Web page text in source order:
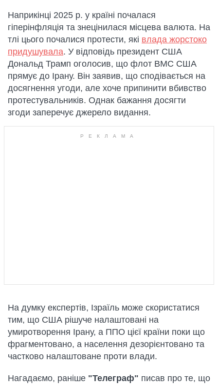
Наприкінці 2025 р. у країні почалася
гіперінфляція та знецінилася місцева валюта. На
тлі цього почалися протести, які влада жорстоко
придушувала. У відповідь президент США
Дональд Трамп оголосив, що флот ВМС США
прямує до Ірану. Він заявив, що сподівається на
досягнення угоди, але хоче припинити вбивство
протестувальників. Однак бажання досягти
згоди заперечує джерело видання.
На думку експертів, Ізраїль може скористатися
тим, що США рішуче налаштовані на
умиротворення Ірану, а ППО цієї країни поки що
фрагментовано, а населення дезорієнтовано та
частково налаштоване проти влади.
Нагадаємо, раніше "Телеграф" писав про те, що